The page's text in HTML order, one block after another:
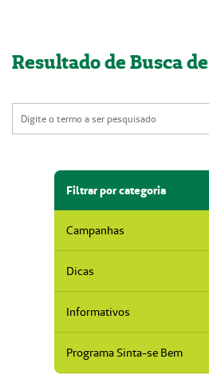
Serviços On-line
Institucional
ANS
Resultado de Busca
Filtrar por categoria
Campanhas
Dicas
Informativos
Programa Sinta-se Bem